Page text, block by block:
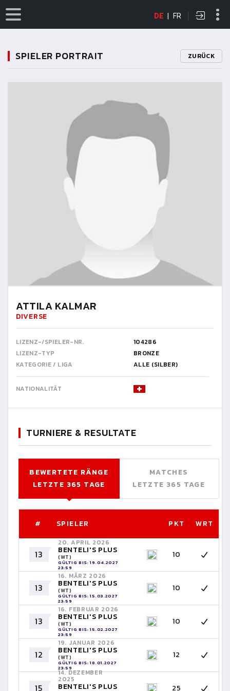
DE | FR
SPIELER PORTRAIT ZURÜCK
ATTILA KALMAR
DIVERSE
LIZENZ-/SPIELER-NR.
104286
LIZENZ-TYP
BRONZE
KATEGORIE / LIGA
ALLE (SILBER)
NATIONALITÄT
TURNIERE & RESULTATE
BEWERTETE RÄNGE
LETZTE 365 TAGE
MATCHES
LETZTE 365 TAGE
# SPIELER PKT WRT
13
20. APRIL 2026
BENTELI'S PLUS
(WT)
GÜLTIG BIS: 19.04.2027
23:59
10
13
16. MÄRZ 2026
BENTELI'S PLUS
(WT)
GÜLTIG BIS: 15.03.2027
23:59
10
13
16. FEBRUAR 2026
BENTELI'S PLUS
(WT)
GÜLTIG BIS: 15.02.2027
23:59
10
12
19. JANUAR 2026
BENTELI'S PLUS
(WT)
GÜLTIG BIS: 18.01.2027
23:59
12
15
14. DEZEMBER
2025
BENTELI'S PLUS 25